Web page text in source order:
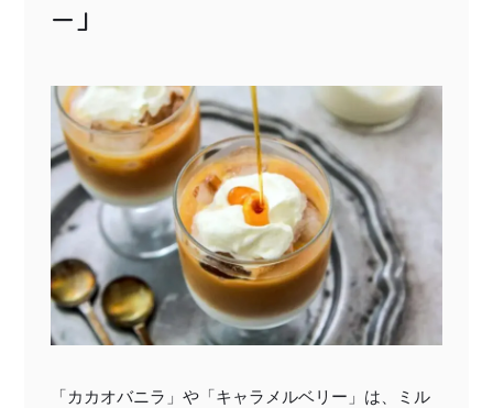
ー」
「カカオバニラ」や「キャラメルベリー」は、ミル